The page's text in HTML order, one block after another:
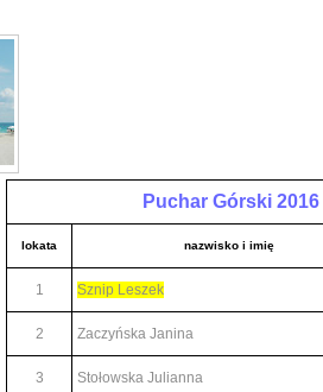
Puchar Górski 2016
lokata nazwisko i imię
1 Sznip Leszek
2 Zaczyńska Janina
3 Stołowska Julianna